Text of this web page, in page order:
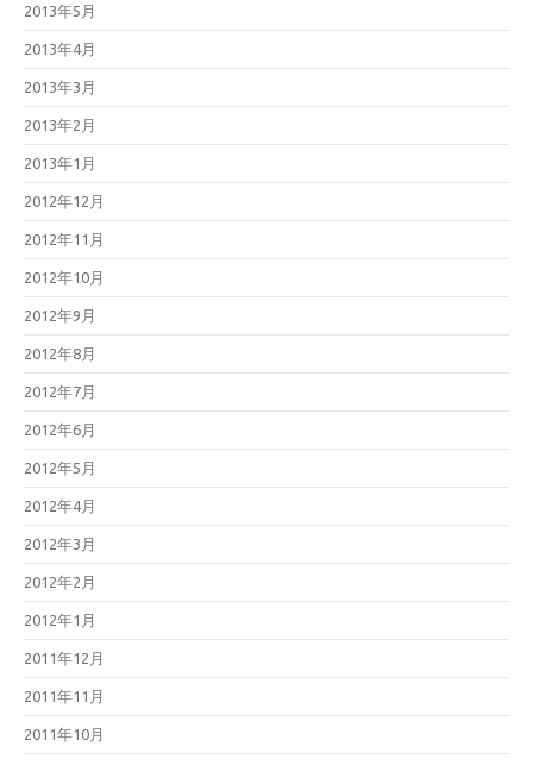
2013年5月
2013年4月
2013年3月
2013年2月
2013年1月
2012年12月
2012年11月
2012年10月
2012年9月
2012年8月
2012年7月
2012年6月
2012年5月
2012年4月
2012年3月
2012年2月
2012年1月
2011年12月
2011年11月
2011年10月